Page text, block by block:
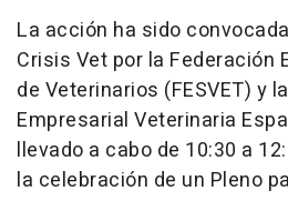
La acción ha sido
Crisis Vet por la Federación
de Veterinarios (FESVET) y
Empresarial Veterinaria
llevado a cabo de 10:30 a
la celebración de un Pleno